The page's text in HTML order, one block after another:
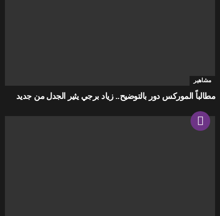
مشاهير
مطالباً الموركس دور بالتوضيح.. زياد برجي يثير الجدل من جديد